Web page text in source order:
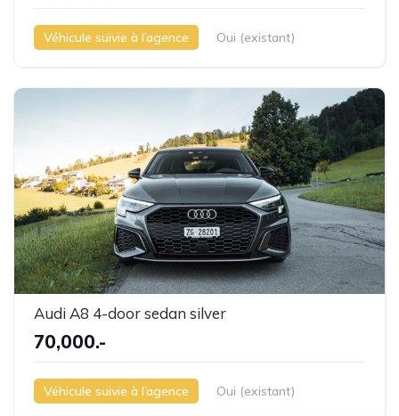
Véhicule suivie à l’agence Oui (existant)
Audi A8 4-door sedan silver
70,000.-
Véhicule suivie à l’agence Oui (existant)